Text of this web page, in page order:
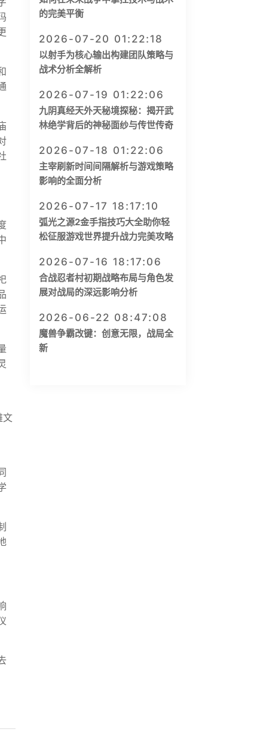
文
的完美平衡
2026-07-20 01:22:18
以射手为核心输出构建团队策略与
战术分析全解析
2026-07-19 01:22:06
九阴真经天外天秘境探秘：揭开武
林绝学背后的神秘面纱与传世传奇
2026-07-18 01:22:06
主宰刷新时间间隔解析与游戏策略
影响的全面分析
2026-07-17 18:17:10
弧光之源2金手指技巧大全助你轻
松征服游戏世界提升战力完美攻略
2026-07-16 18:17:06
合战忍者村初期战略布局与角色发
展对战局的深远影响分析
2026-06-22 08:47:08
魔兽争霸改键：创意无限，战局全
新